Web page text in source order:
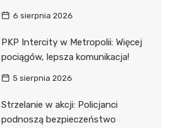
6 sierpnia 2026
PKP Intercity w Metropolii: Więcej
pociągów, lepsza komunikacja!
5 sierpnia 2026
Strzelanie w akcji: Policjanci
podnoszą bezpieczeństwo